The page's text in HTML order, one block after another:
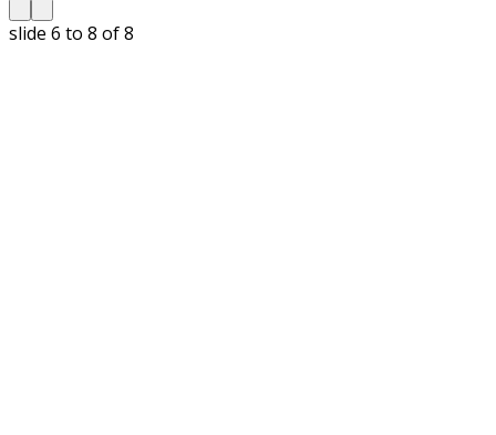
slide 6 to 8 of 8